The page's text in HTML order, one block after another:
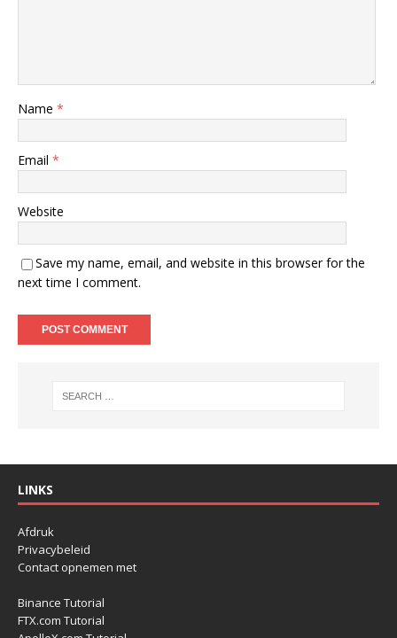
Name *
Email *
Website
Save my name, email, and website in this browser for the
next time I comment.
LINKS
Afdruk
Privacybeleid
Contact opnemen met
Binance Tutorial
FTX.com Tutorial